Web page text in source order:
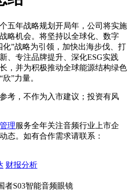
五年战略规划开局年，公司将实施
略机会。将坚持以全球化、数字
”战略为引领，加快出海步伐、打
、专注品牌提升、深化ESG实践
，并为积极推动全球能源结构绿色
”力量。
考，不作为入市建议；投资有风
理服务全年关注音频行业上市企
态。如有合作需求请联系：
财报分析
者S03智能音频眼镜